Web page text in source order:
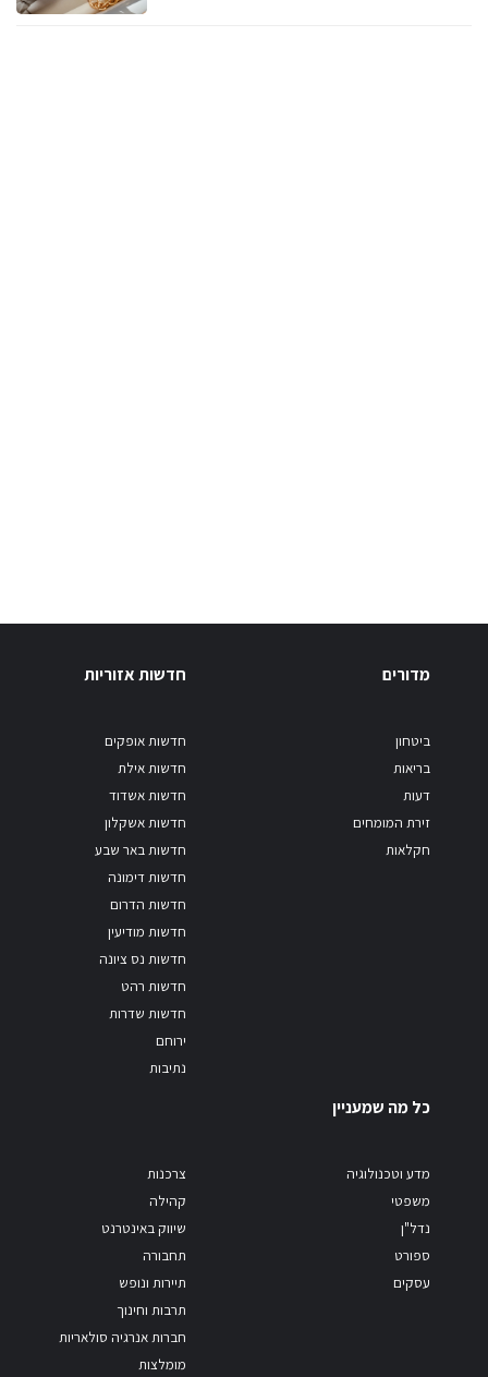
מדורים
ביטחון
בריאות
דעות
זירת המומחים
חקלאות
חדשות אזוריות
חדשות אופקים
חדשות אילת
חדשות אשדוד
חדשות אשקלון
חדשות באר שבע
חדשות דימונה
חדשות הדרום
חדשות מודיעין
חדשות נס ציונה
חדשות רהט
חדשות שדרות
ירוחם
נתיבות
כל מה שמעניין
מדע וטכנולוגיה
משפטי
נדל"ן
ספורט
עסקים
צרכנות
קהילה
שיווק באינטרנט
תחבורה
תיירות ונופש
תרבות וחינוך
חברות אנרגיה סולאריות
מומלצות